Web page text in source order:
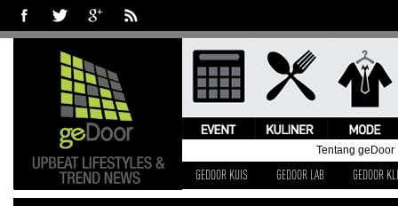
Tentang geDoor
GEDOOR KUIS GEDOOR LAB GEDOOR